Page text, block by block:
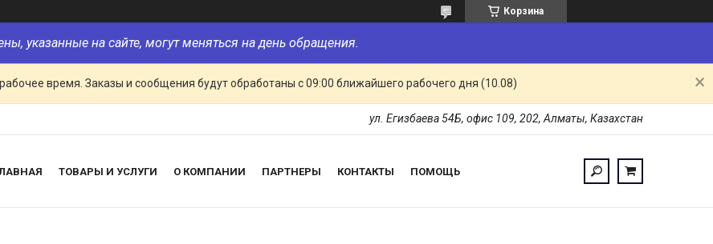
Корзина
указанные на сайте, могут меняться на день обращения.
время. Заказы и сообщения будут обработаны с 09:00 ближайшего рабочего дня (10.08)
ул. Егизбаева 54Б, офис 109, 202, Алматы, Казахстан
ТОВАРЫ И УСЛУГИ О КОМПАНИИ ПАРТНЕРЫ КОНТАКТЫ ПОМОЩЬ